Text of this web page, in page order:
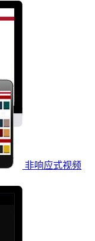
非响应式视频